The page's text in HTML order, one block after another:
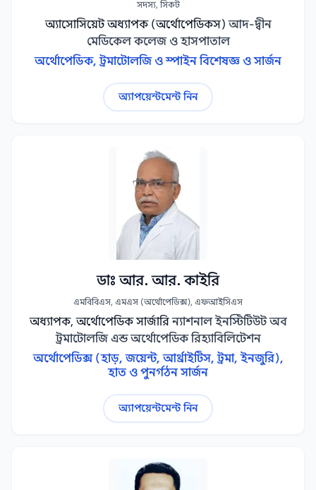
সদস্য, সিকট
অ্যাসোসিয়েট অধ্যাপক (অর্থোপেডিকস) আদ-দ্বীন
মেডিকেল কলেজ ও হাসপাতাল
অর্থোপেডিক, ট্রমাটোলজি ও স্পাইন বিশেষজ্ঞ ও সার্জন
অ্যাপয়েন্টমেন্ট নিন
ডাঃ আর. আর. কাইরি
এমবিবিএস, এমএস (অর্থোপেডিক্স), এফআইসিএস
অধ্যাপক, অর্থোপেডিক সার্জারি ন্যাশনাল ইনস্টিটিউট অব
ট্রমাটোলজি এন্ড অর্থোপেডিক রিহ্যাবিলিটেশন
অর্থোপেডিক্স (হাড়, জয়েন্ট, আর্থ্রাইটিস, ট্রমা, ইনজুরি),
হাত ও পুনর্গঠন সার্জন
অ্যাপয়েন্টমেন্ট নিন